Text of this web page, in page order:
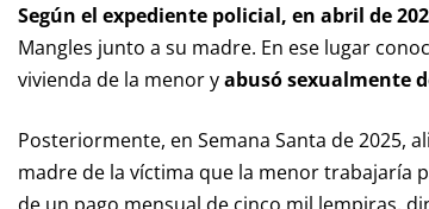
Según el expediente policial, en abril de
Mangles junto a su madre. En ese lugar
vivienda de la menor yabusó sexualmente
Posteriormente, en Semana Santa de 2025,
madre de la víctima que la menor trabajaría